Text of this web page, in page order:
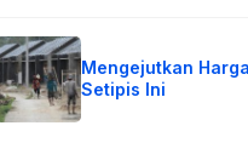
Mengejutkan
Setipis Ini